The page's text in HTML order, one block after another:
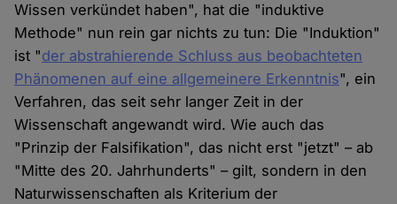
Wissen verkündet haben", hat die "induktive
Methode" nun rein gar nichts zu tun: Die "Induktion"
ist "der abstrahierende Schluss aus beobachteten
Phänomenen auf eine allgemeinere Erkenntnis", ein
Verfahren, das seit sehr langer Zeit in der
Wissenschaft angewandt wird. Wie auch das
"Prinzip der Falsifikation", das nicht erst "jetzt" – ab
"Mitte des 20. Jahrhunderts" – gilt, sondern in den
Naturwissenschaften als Kriterium der